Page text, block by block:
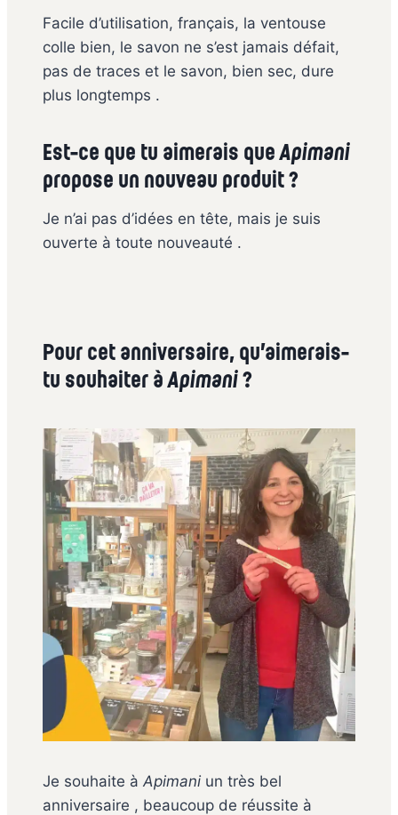
Facile d’utilisation, français, la ventouse
colle bien, le savon ne s’est jamais défait,
pas de traces et le savon, bien sec, dure
plus longtemps .
Est-ce que tu aimerais queApimani
propose un nouveau produit ?
Je n’ai pas d’idées en tête, mais je suis
ouverte à toute nouveauté .
Pour cet anniversaire, qu’aimerais-
tu souhaiter àApimani ?
Je souhaite à Apimani un très bel
anniversaire , beaucoup de réussite à